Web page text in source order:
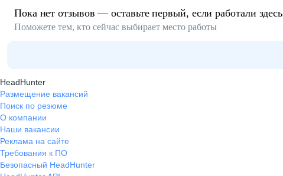
Пока нет отзывов — оставьте первый, если работали здесь
Поможете тем, кто сейчас выбирает место работы
HeadHunter
Размещение вакансий
Поиск по резюме
О компании
Наши вакансии
Реклама на сайте
Требования к ПО
Безопасный HeadHunter